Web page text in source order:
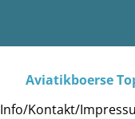
Aviatikboerse
Info/Kontakt/